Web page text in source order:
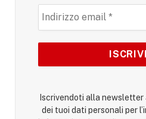
Iscrivendoti alla
dei tuoi dati personali per